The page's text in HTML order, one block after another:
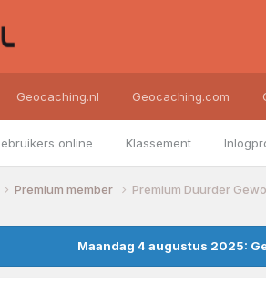
online Klassement
Geocaching.nl Geocaching.com
Premium member Premium Duurder
Maandag 4 augustus 2025: